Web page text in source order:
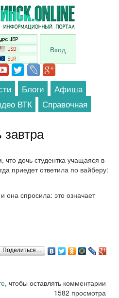
Вход
Блоги
Афиша
ВТК Справочная
завтра
дочь студентка учащаяся в
приедет ответила по вайберу:
она спросила: это означает
Поделиться…
, чтобы оставлять комментарии
1582 просмотра